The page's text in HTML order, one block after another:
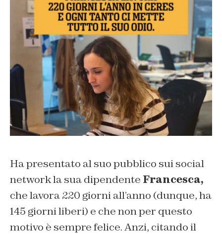
Ha presentato al suo pubblico sui social
network la sua dipendente Francesca,
che lavora 220 giorni all’anno (dunque, ha
145 giorni liberi) e che non per questo
motivo è sempre felice. Anzi, citando il